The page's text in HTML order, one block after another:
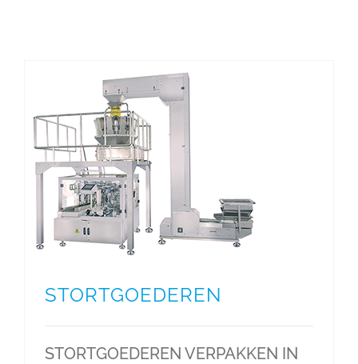
STORTGOEDEREN
STORTGOEDEREN VERPAKKEN IN